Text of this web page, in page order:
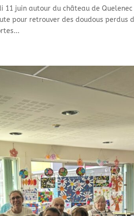
juin autour du château de Quelenec
pour retrouver des doudous perdus